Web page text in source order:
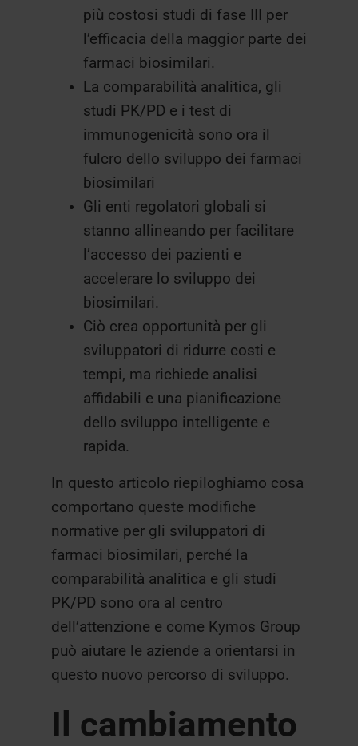
più costosi studi di fase III per
l’efficacia della maggior parte dei
farmaci biosimilari.
La comparabilità analitica, gli
studi PK/PD e i test di
immunogenicità sono ora il
fulcro dello sviluppo dei farmaci
biosimilari
Gli enti regolatori globali si
stanno allineando per facilitare
l’accesso dei pazienti e
accelerare lo sviluppo dei
biosimilari.
Ciò crea opportunità per gli
sviluppatori di ridurre costi e
tempi, ma richiede analisi
affidabili e una pianificazione
dello sviluppo intelligente e
rapida.
In questo articolo riepiloghiamo cosa
comportano queste modifiche
normative per gli sviluppatori di
farmaci biosimilari, perché la
comparabilità analitica e gli studi
PK/PD sono ora al centro
dell’attenzione e come Kymos Group
può aiutare le aziende a orientarsi in
questo nuovo percorso di sviluppo.
Il cambiamento